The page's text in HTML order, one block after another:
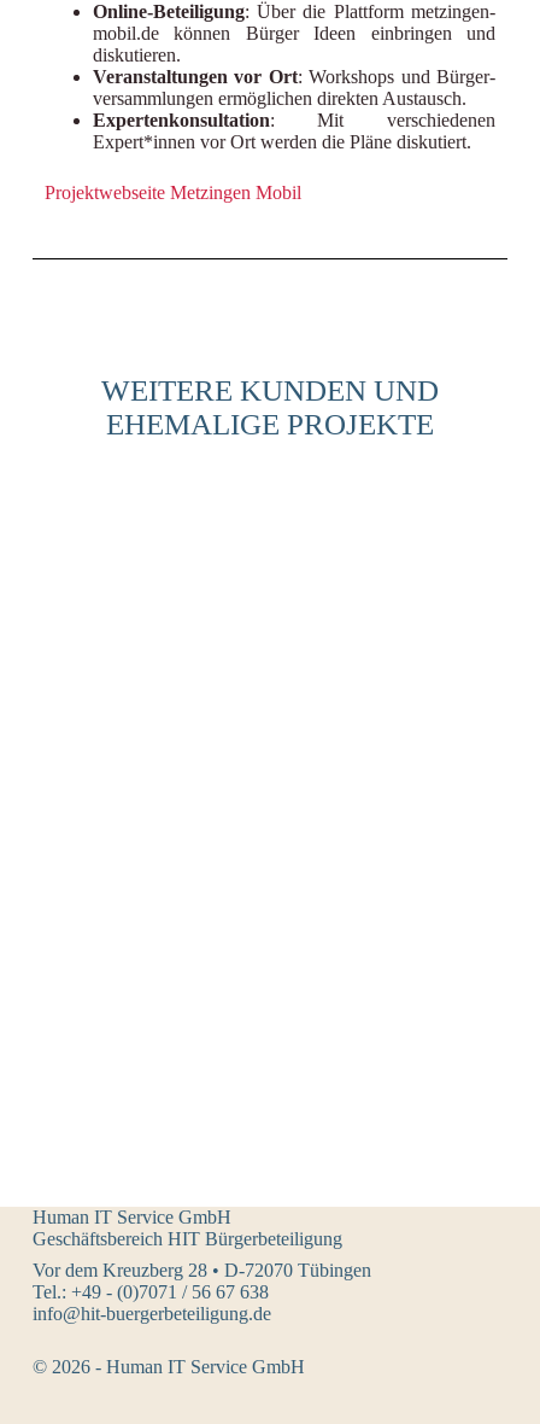
Online-Beteiligung: Über die Plattform metzingen-
mobil.de können Bürger Ideen einbringen und
diskutieren.
Veranstaltungen vor Ort: Workshops und Bürger-
versammlungen ermöglichen direkten Austausch.
Expertenkonsultation: Mit verschiedenen
Expert*innen vor Ort werden die Pläne diskutiert.
Projektwebseite Metzingen Mobil
WEITERE KUNDEN UND
EHEMALIGE PROJEKTE
Human IT Service GmbH
Geschäftsbereich HIT Bürgerbeteiligung
Vor dem Kreuzberg 28 • D-72070 Tübingen
Tel.: +49 - (0)7071 / 56 67 638
info@hit-buergerbeteiligung.de
© 2026 - Human IT Service GmbH